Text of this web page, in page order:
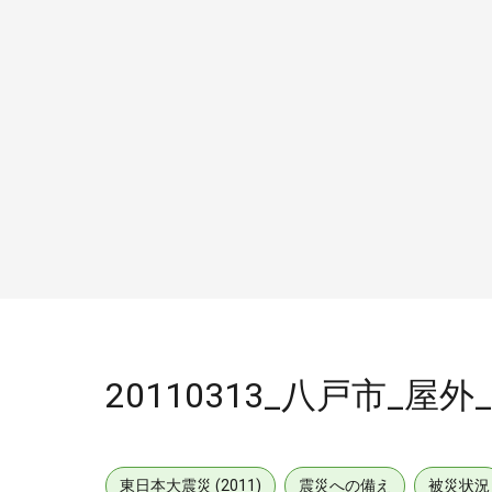
20110313_八戸市_屋外
東日本大震災 (2011) 震災への備え 被災状況